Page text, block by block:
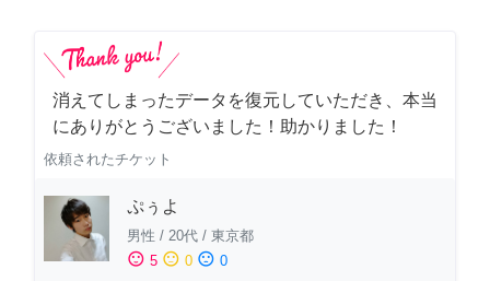
消えてしまったデータを復元していただき、本当
にありがとうございました！助かりました！
依頼されたチケット
ぷぅよ
男性 / 20代 / 東京都
sentiment_satisfied 5 sentiment_neutral 0 sentiment_dissatisfied 0